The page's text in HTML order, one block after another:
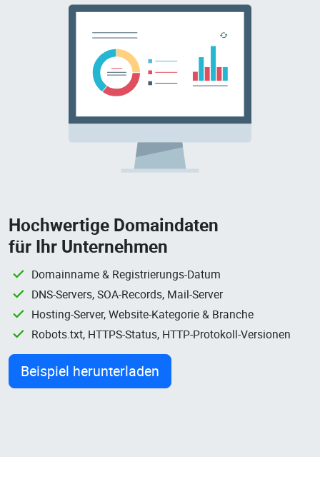
Hochwertige Domaindaten
für Ihr Unternehmen
Domainname & Registrierungs-Datum
DNS-Servers, SOA-Records, Mail-Server
Hosting-Server, Website-Kategorie & Branche
Robots.txt, HTTPS-Status, HTTP-Protokoll-Versionen
Beispiel herunterladen